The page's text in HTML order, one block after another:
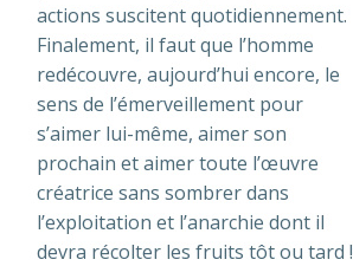
actions suscitent quotidiennement.
Finalement, il faut que l’homme
redécouvre, aujourd’hui encore, le
sens de l’émerveillement pour
s’aimer lui-même, aimer son
prochain et aimer toute l’œuvre
créatrice sans sombrer dans
l’exploitation et l’anarchie dont il
devra récolter les fruits tôt ou tard !